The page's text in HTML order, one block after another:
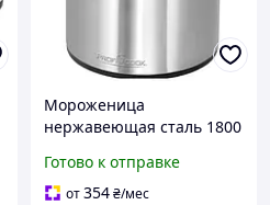
Мороженица
нержавеющая сталь 1800
2632
Готово к отправке
от354₴/мес